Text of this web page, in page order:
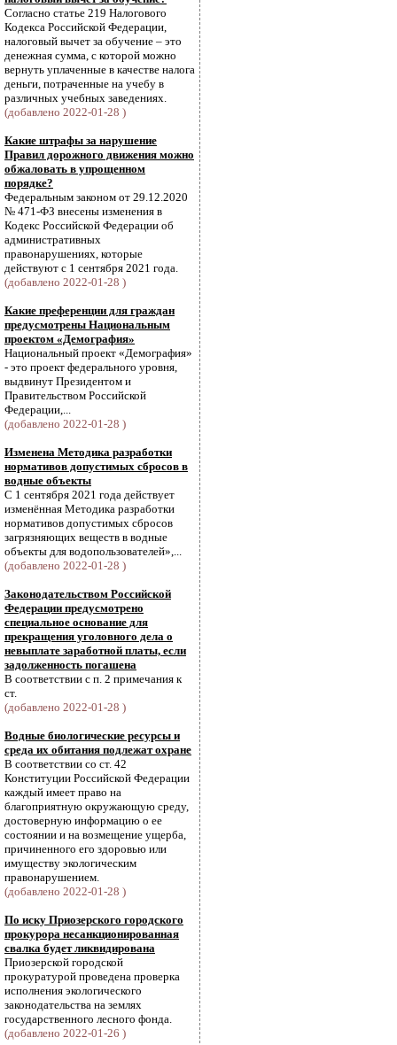
Согласно статье 219 Налогового
Кодекса Российской Федерации,
налоговый вычет за обучение – это
денежная сумма, с которой можно
вернуть уплаченные в качестве налога
деньги, потраченные на учебу в
различных учебных заведениях.
(добавлено 2022-01-28 )
Какие штрафы за нарушение
Правил дорожного движения можно
обжаловать в упрощенном
порядке?
Федеральным законом от 29.12.2020
№ 471-ФЗ внесены изменения в
Кодекс Российской Федерации об
административных
правонарушениях, которые
действуют с 1 сентября 2021 года.
(добавлено 2022-01-28 )
Какие преференции для граждан
предусмотрены Национальным
проектом «Демография»
Национальный проект «Демография»
- это проект федерального уровня,
выдвинут Президентом и
Правительством Российской
Федерации,...
(добавлено 2022-01-28 )
Изменена Методика разработки
нормативов допустимых сбросов в
водные объекты
С 1 сентября 2021 года действует
изменённая Методика разработки
нормативов допустимых сбросов
загрязняющих веществ в водные
объекты для водопользователей»,...
(добавлено 2022-01-28 )
Законодательством Российской
Федерации предусмотрено
специальное основание для
прекращения уголовного дела о
невыплате заработной платы, если
задолженность погашена
В соответствии с п. 2 примечания к
ст.
(добавлено 2022-01-28 )
Водные биологические ресурсы и
среда их обитания подлежат охране
В соответствии со ст. 42
Конституции Российской Федерации
каждый имеет право на
благоприятную окружающую среду,
достоверную информацию о ее
состоянии и на возмещение ущерба,
причиненного его здоровью или
имуществу экологическим
правонарушением.
(добавлено 2022-01-28 )
По иску Приозерского городского
прокурора несанкционированная
свалка будет ликвидирована
Приозерской городской
прокуратурой проведена проверка
исполнения экологического
законодательства на землях
государственного лесного фонда.
(добавлено 2022-01-26 )